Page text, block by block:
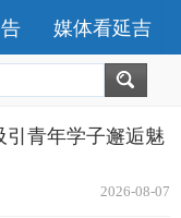
媒体看延吉
引青年学子邂逅魅
2026-08-07